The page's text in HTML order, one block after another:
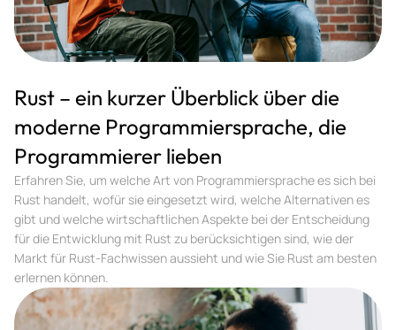
Rust – ein kurzer Überblick über die
moderne Programmiersprache, die
Programmierer lieben
Erfahren Sie, um welche Art von Programmiersprache es sich bei
Rust handelt, wofür sie eingesetzt wird, welche Alternativen es
gibt und welche wirtschaftlichen Aspekte bei der Entscheidung
für die Entwicklung mit Rust zu berücksichtigen sind, wie der
Markt für Rust-Fachwissen aussieht und wie Sie Rust am besten
erlernen können.